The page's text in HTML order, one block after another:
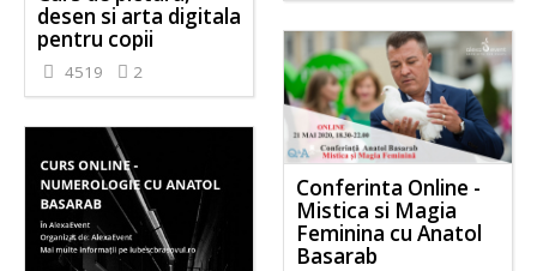
desen si arta digitala
pentru copii
4519 2
Conferinta Online -
Mistica si Magia
Feminina cu Anatol
Basarab